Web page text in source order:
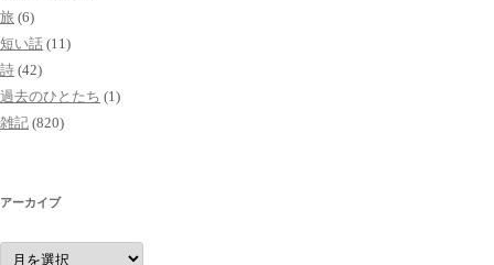
旅 (6)
短い話 (11)
詩 (42)
過去のひとたち (1)
雑記 (820)
アーカイブ
ア